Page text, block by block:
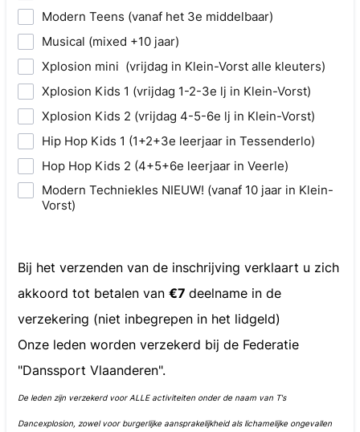
Modern Teens (vanaf het 3e middelbaar)
Musical (mixed +10 jaar)
Xplosion mini (vrijdag in Klein-Vorst alle kleuters)
Xplosion Kids 1 (vrijdag 1-2-3e lj in Klein-Vorst)
Xplosion Kids 2 (vrijdag 4-5-6e lj in Klein-Vorst)
Hip Hop Kids 1 (1+2+3e leerjaar in Tessenderlo)
Hop Hop Kids 2 (4+5+6e leerjaar in Veerle)
Modern Techniekles NIEUW! (vanaf 10 jaar in Klein-
Vorst)
Bij het verzenden van de inschrijving verklaart u zich
akkoord tot betalen van €7 deelname in de
verzekering (niet inbegrepen in het lidgeld)
Onze leden worden verzekerd bij de Federatie
"Danssport Vlaanderen".
De leden zijn verzekerd voor ALLE activiteiten onder de naam van T's
Dancexplosion, zowel voor burgerlijke aansprakelijkheid als lichamelijke ongevallen